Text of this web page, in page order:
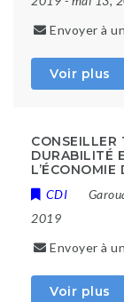
Envoyer à
Voir plus
CONSEILLER
DURABILITÉ
L’ÉCONOMIE
CDI
2019
Envoyer à
Voir plus